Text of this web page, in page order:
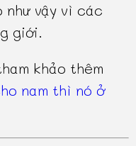
như vậy vì các
giới.
khảo thêm
nam thì nó ở